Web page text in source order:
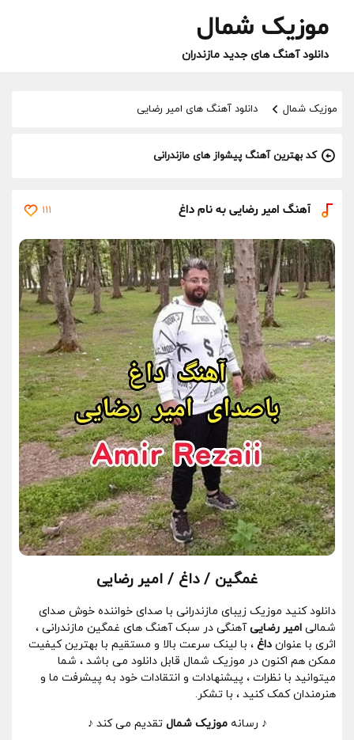
موزیک شمال
دانلود آهنگ های جدید مازندران
موزیک شمال دانلود آهنگ های امیر رضایی
کد بهترین آهنگ پیشواز های مازندرانی
آهنگ امیر رضایی به نام داغ 111
غمگین / داغ / امیر رضایی
دانلود کنید موزیک زیبای مازندرانی با صدای خواننده خوش صدای
شمالی امیر رضاییآهنگی در سبک آهنگ های غمگین مازندرانی ،
اثری با عنوان داغ ، با لینک سرعت بالا و مستقیم با بهترین کیفیت
ممکن هم اکنون در موزیک شمال قابل دانلود می باشد ، شما
میتوانید با نظرات ، پیشنهادات و انتقادات خود به پیشرفت ما و
هنرمندان کمک کنید ، با تشکر.
♪ رسانهموزیک شمال تقدیم می کند ♪